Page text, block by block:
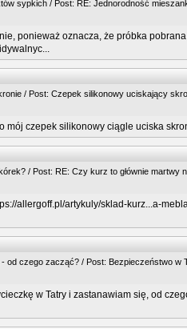
sypkich / Post: RE: Jednorodność
ponieważ oznacza, że próbka
/ Post: Czepek silikonowy uciskający
mój czepek silikonowy ciągle uciska
/ Post: RE: Czy kurz to głównie martwy
allergoff.pl/artykuly/sklad-kurz...a-
- od czego zacząć? / Post: Bezpieczeństwo w
w Tatry i zastanawiam się, od